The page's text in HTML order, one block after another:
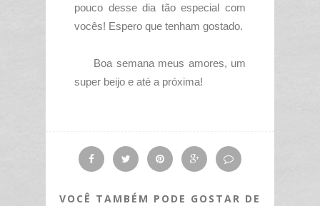
pouco desse dia tão especial com
vocês! Espero que tenham gostado.
Boa semana meus amores, um
super beijo e até a próxima!
VOCÊ TAMBÉM PODE GOSTAR DE